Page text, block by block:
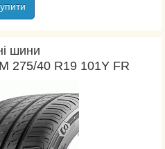
шини
275/40 R19 101Y FR